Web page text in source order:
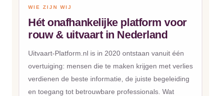
WIE ZIJN WIJ
Hét onafhankelijke platform voor
rouw & uitvaart in Nederland
Uitvaart-Platform.nl is in 2020 ontstaan vanuit één
overtuiging: mensen die te maken krijgen met verlies
verdienen de beste informatie, de juiste begeleiding
en toegang tot betrouwbare professionals. Wat